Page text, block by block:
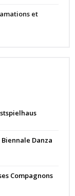
et
Danza
Compagnons